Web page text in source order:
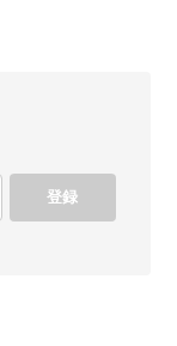
登録